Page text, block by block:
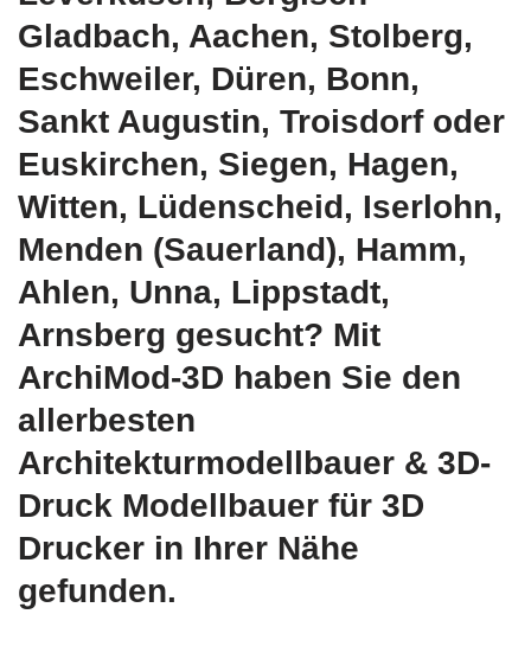
Gladbach, Aachen, Stolberg,
Eschweiler, Düren, Bonn,
Sankt Augustin, Troisdorf oder
Euskirchen, Siegen, Hagen,
Witten, Lüdenscheid, Iserlohn,
Menden (Sauerland), Hamm,
Ahlen, Unna, Lippstadt,
Arnsberg gesucht? Mit
ArchiMod-3D haben Sie den
allerbesten
Architekturmodellbauer & 3D-
Druck Modellbauer für 3D
Drucker in Ihrer Nähe
gefunden.